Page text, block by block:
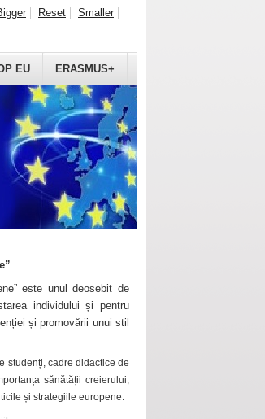
EU ERASMUS+
Reset Smaller
este unul deosebit de
individului și pentru
și promovării unui stil
studenți, cadre didactice de
sănătății creierului,
și strategiile europene.